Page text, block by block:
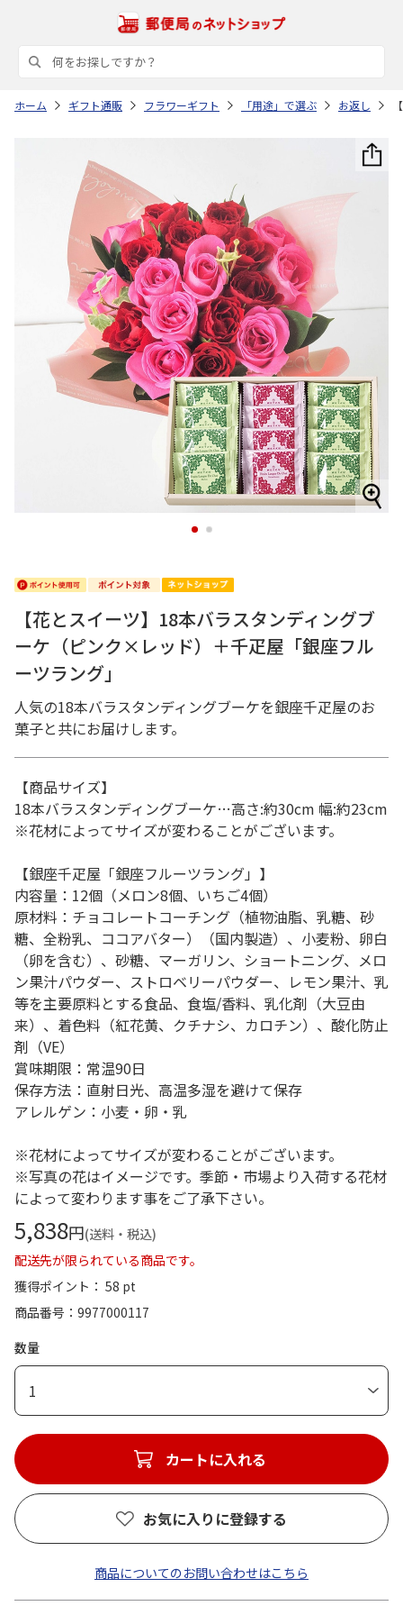
ホーム ギフト通販 フラワーギフト 「用途」で選ぶ お返し
1 2
【花とスイーツ】18本バラスタンディングブ
ーケ（ピンク×レッド）＋千疋屋「銀座フル
ーツラング」
人気の18本バラスタンディングブーケを銀座千疋屋のお
菓子と共にお届けします。
【商品サイズ】
18本バラスタンディングブーケ…高さ:約30cm 幅:約23cm
※花材によってサイズが変わることがございます。
【銀座千疋屋「銀座フルーツラング」】
内容量：12個（メロン8個、いちご4個）
原材料：チョコレートコーチング（植物油脂、乳糖、砂
糖、全粉乳、ココアバター）（国内製造）、小麦粉、卵白
（卵を含む）、砂糖、マーガリン、ショートニング、メロ
ン果汁パウダー、ストロベリーパウダー、レモン果汁、乳
等を主要原料とする食品、食塩/香料、乳化剤（大豆由
来）、着色料（紅花黄、クチナシ、カロチン）、酸化防止
剤（VE）
賞味期限：常温90日
保存方法：直射日光、高温多湿を避けて保存
アレルゲン：小麦・卵・乳
※花材によってサイズが変わることがございます。
※写真の花はイメージです。季節・市場より入荷する花材
によって変わります事をご了承下さい。
5,838円(送料・税込)
配送先が限られている商品です。
獲得ポイント： 58 pt
商品番号
9977000117
数量
1
カートに入れる
お気に入りに登録する
商品についてのお問い合わせはこちら